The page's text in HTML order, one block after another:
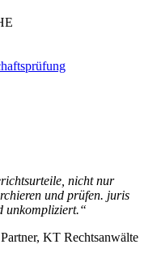
nicht nur
und prüfen. juris
unkompliziert.“
KT Rechtsanwälte